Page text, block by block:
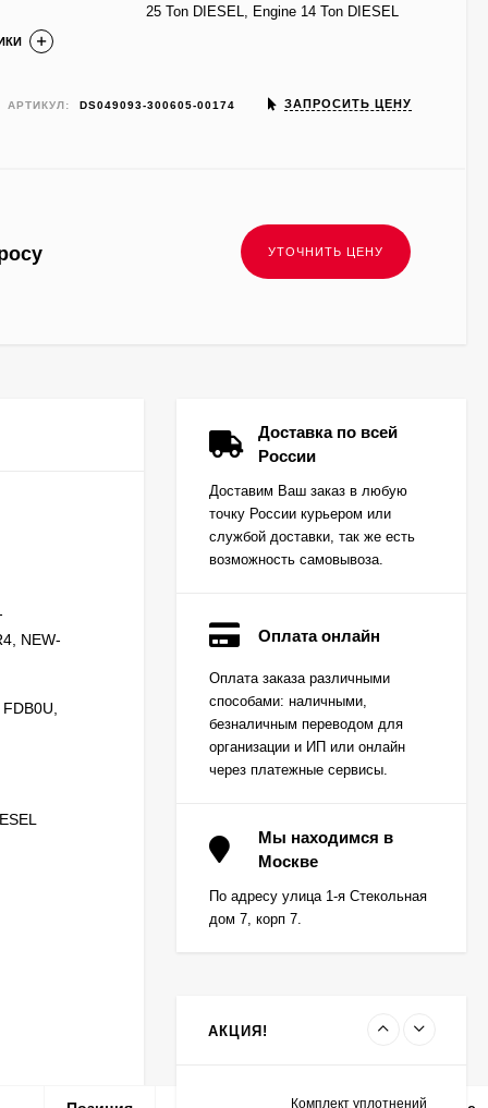
25 Ton DIESEL, Engine 14 Ton DIESEL
АРТИКУЛ: DS049093-300605-00174 ЗАПРОСИТЬ ЦЕНУ
NEW-
Доставка по всей
России
Доставим Ваш заказ в любую
точку России курьером или
службой доставки, так же есть
возможность самовывоза.
Оплата онлайн
Оплата заказа различными
способами: наличными,
безналичным переводом для
организации и ИП или онлайн
через платежные сервисы.
Мы находимся в
Москве
По адресу улица 1-я Стекольная
дом 7, корп 7.
АКЦИЯ!
Вкладыш коренной
(0,25) (1шт - 1
половинка) для
двигателей
K15,K21,K25
запросу
(1шт - 1 половинка) для
двигателей
K15,K21,K25
Цена по
Комплект уплотнений